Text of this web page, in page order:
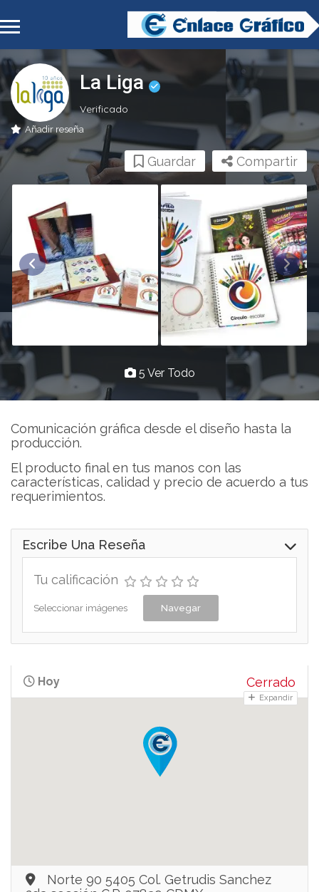
La Liga
Verificado
Añadir reseña
Compartir
Guardar
5 Ver Todo
Comunicación gráfica desde el diseño hasta la
producción.
El producto final en tus manos con las
características, calidad y precio de acuerdo a tus
requerimientos.
Escribe Una Reseña
Tu calificación
Seleccionar imágenes Navegar
Hoy Cerrado
Expandir
Norte 90 5405 Col. Getrudis Sanchez